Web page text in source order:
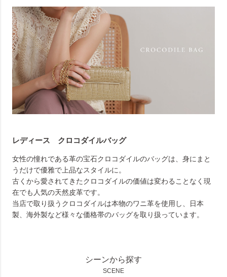
レディース クロコダイルバッグ
女性の憧れである革の宝石クロコダイルのバッグは、身にまと
うだけで優雅で上品なスタイルに。
古くから愛されてきたクロコダイルの価値は変わることなく現
在でも人気の天然皮革です。
当店で取り扱うクロコダイルは本物のワニ革を使用し、日本
製、海外製など様々な価格帯のバッグを取り扱っています。
シーンから探す
SCENE